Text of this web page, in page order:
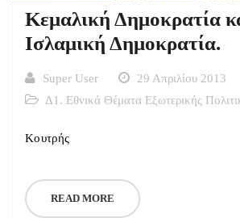
Κεμαλική Δημοκρατία
Ισλαμική Δημοκρατία.
Super User
29 Απριλίου 2013
Δ1. Εθνικά Θέματα Εξωτερικής
Κουτρής
READ MORE